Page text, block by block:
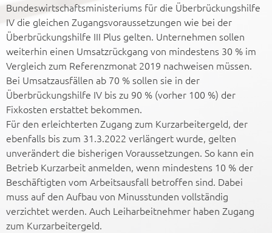
Bundeswirtschaftsministeriums für die Überbrückungshilfe
IV die gleichen Zugangsvoraussetzungen wie bei der
Überbrückungshilfe III Plus gelten. Unternehmen sollen
weiterhin einen Umsatzrückgang von mindestens 30 % im
Vergleich zum Referenzmonat 2019 nachweisen müssen.
Bei Umsatzausfällen ab 70 % sollen sie in der
Überbrückungshilfe IV bis zu 90 % (vorher 100 %) der
Fixkosten erstattet bekommen.
Für den erleichterten Zugang zum Kurzarbeitergeld, der
ebenfalls bis zum 31.3.2022 verlängert wurde, gelten
unverändert die bisherigen Voraussetzungen. So kann ein
Betrieb Kurzarbeit anmelden, wenn mindestens 10 % der
Beschäftigten vom Arbeitsausfall betroffen sind. Dabei
muss auf den Aufbau von Minusstunden vollständig
verzichtet werden. Auch Leiharbeitnehmer haben Zugang
zum Kurzarbeitergeld.